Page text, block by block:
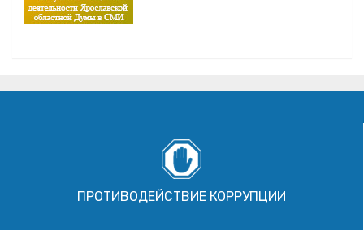
ПРОТИВОДЕЙСТВИЕ КОРРУПЦИИ